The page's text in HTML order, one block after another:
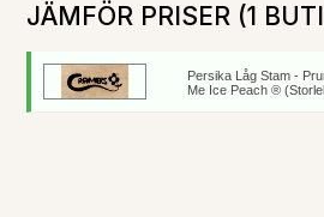
JÄMFÖR PRISER (1
Persika Låg Stam -
Me Ice Peach ®